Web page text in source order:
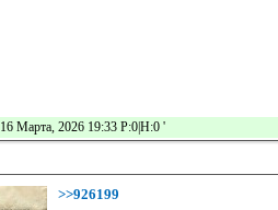
16 Марта, 2026 19:33 Р:0|Н:0 '
>>926199